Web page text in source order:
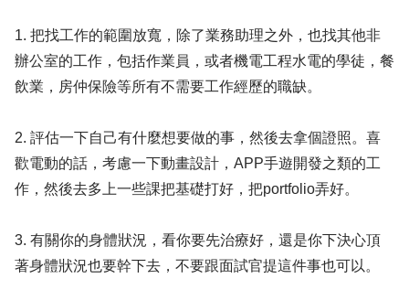
1. 把找工作的範圍放寬，除了業務助理之外，也找其他非
辦公室的工作，包括作業員，或者機電工程水電的學徒，餐
飲業，房仲保險等所有不需要工作經歷的職缺。
2. 評估一下自己有什麼想要做的事，然後去拿個證照。喜
歡電動的話，考慮一下動畫設計，APP手遊開發之類的工
作，然後去多上一些課把基礎打好，把portfolio弄好。
3. 有關你的身體狀況，看你要先治療好，還是你下決心頂
著身體狀況也要幹下去，不要跟面試官提這件事也可以。